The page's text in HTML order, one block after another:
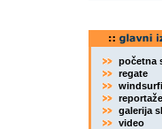
početna
regate
reportaže
galerija
video